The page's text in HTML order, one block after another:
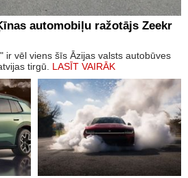
automobiļu ražotājs Zeekr
ir vēl viens šīs Āzijas valsts autobūves
tirgū. LASĪT VAIRĀK